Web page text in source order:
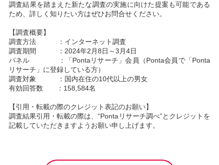
調査結果を踏まえた新たな調査の実施に向けた提案も可能である
ため、詳しく知りたい方はぜひお問合せください。
【調査概要】
調査方法 ：インターネット調査
調査期間 ：2024年2月8日～3月4日
パネル ：「Pontaリサーチ」会員（Ponta会員で「Ponta
リサーチ」に登録している方）
調査対象 ：国内在住の10代以上の男女
有効回答数 ：158,584名
【引用・転載の際のクレジット表記のお願い】
調査結果引用・転載の際は、“Pontaリサーチ調べ”とクレジットを
記載していただきますようお願い申し上げます。